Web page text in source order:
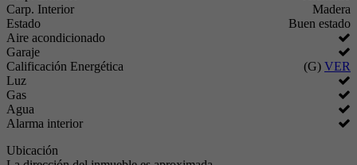
Carp. Interior
Madera
Estado
Buen estado
Aire acondicionado
Garaje
Calificación Energética
(G) VER
Luz
Gas
Agua
Alarma interior
Ubicación